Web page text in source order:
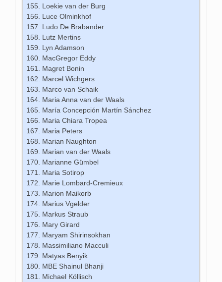
Loekie van der Burg
Luce Olminkhof
Ludo De Brabander
Lutz Mertins
Lyn Adamson
MacGregor Eddy
Magret Bonin
Marcel Wichgers
Marco van Schaik
Maria Anna van der Waals
María Concepción Martín Sánchez
Maria Chiara Tropea
Maria Peters
Marian Naughton
Marian van der Waals
Marianne Gümbel
Maria Sotirop
Marie Lombard-Cremieux
Marion Maikorb
Marius Vgelder
Markus Straub
Mary Girard
Maryam Shirinsokhan
Massimiliano Macculi
Matyas Benyik
MBE Shainul Bhanji
Michael Köllisch